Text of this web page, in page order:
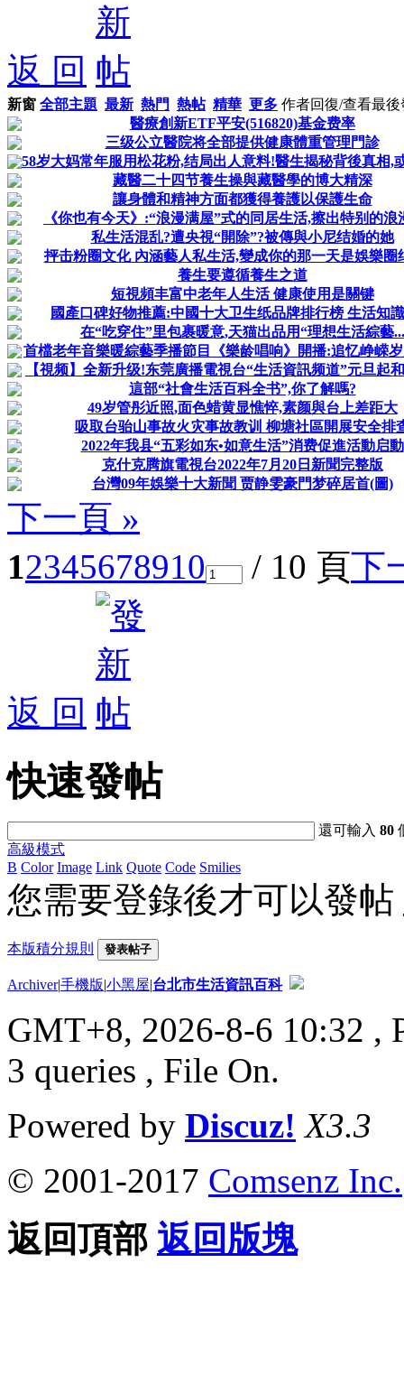
返 回
新窗 全部主題 最新 熱門 熱帖 精華 更多 作者回復/查看最後
醫療創新ETF平安(516820)基金费率
三级公立醫院将全部提供健康體重管理門診
58岁大妈常年服用松花粉,结局出人意料!醫生揭秘背後真相,
藏醫二十四节養生操與藏醫學的博大精深
讓身體和精神方面都獲得養護以保護生命
《你也有今天》:“浪漫满屋”式的同居生活,擦出特别的浪
私生活混乱?遭央視“開除”?被傳與小尼结婚的她
抨击粉圈文化 內涵藝人私生活,變成你的那一天是娛樂圈
養生要遵循養生之道
短視頻丰富中老年人生活 健康使用是關键
國產口碑好物推薦:中國十大卫生纸品牌排行榜 生活知
在“吃穿住”里包裹暖意,天猫出品用“理想生活綜藝...
首檔老年音樂暖綜藝季播節目《樂龄唱响》開播:追忆峥嵘
【視频】全新升级!东莞廣播電視台“生活資訊频道”元旦起
這部“社會生活百科全书”,你了解嗎?
49岁管彤近照,面色蜡黄显憔悴,素颜與台上差距大
吸取台骀山事故火灾事故教训 柳塘社區開展安全排
2022年我县“五彩如东•如意生活”消费促進活動启動
克什克腾旗電視台2022年7月20日新聞完整版
台灣09年娛樂十大新聞 贾静雯豪門梦碎居首(圖)
下一頁 »
12345678910 / 10 頁下
返 回
快速發帖
還可輸入80
高級模式
B Color Image Link Quote Code Smilies
您需要登錄後才可以發帖
本版積分規則 發表帖子
Archiver|手機版|小黑屋|台北市生活資訊百科
GMT+8, 2026-8-6 10:32 ,
3 queries , File On.
Powered by Discuz! X3.3
© 2001-2017 Comsenz Inc.
返回頂部 返回版塊